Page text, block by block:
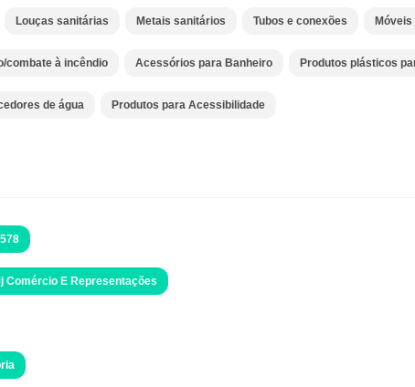
Louças sanitárias Metais sanitários Tubos e conexões
combate à incêndio Acessórios para Banheiro Produtos plásticos
de água Produtos para Acessibilidade
Comércio E Representações